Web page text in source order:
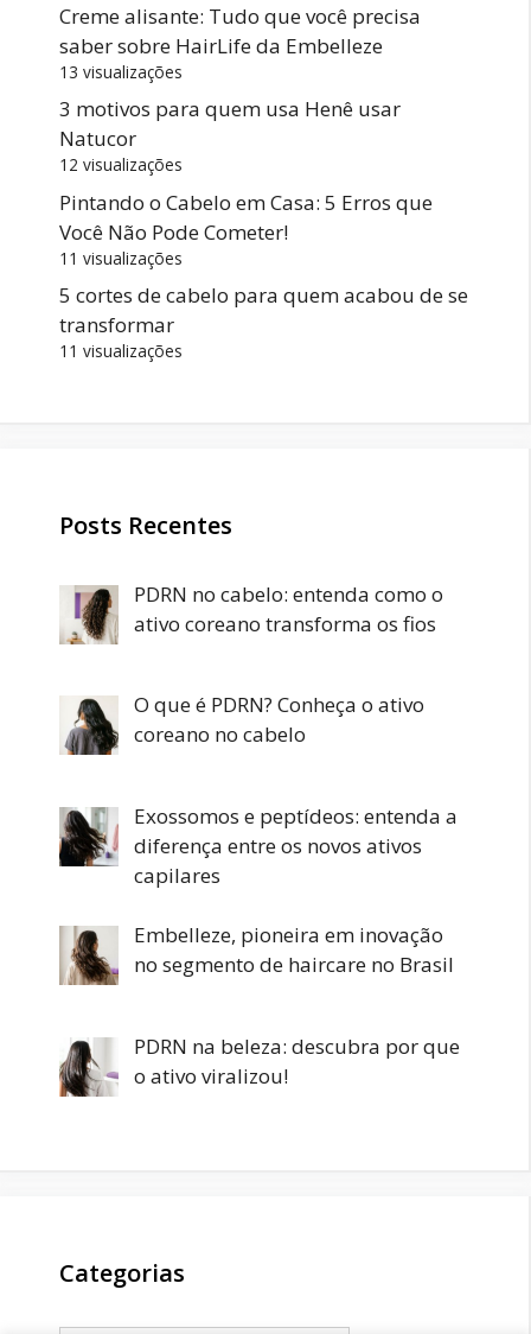
Creme alisante: Tudo que você precisa
saber sobre HairLife da Embelleze
13 visualizações
3 motivos para quem usa Henê usar
Natucor
12 visualizações
Pintando o Cabelo em Casa: 5 Erros que
Você Não Pode Cometer!
11 visualizações
5 cortes de cabelo para quem acabou de se
transformar
11 visualizações
Posts Recentes
PDRN no cabelo: entenda como o
ativo coreano transforma os fios
O que é PDRN? Conheça o ativo
coreano no cabelo
Exossomos e peptídeos: entenda a
diferença entre os novos ativos
capilares
Embelleze, pioneira em inovação
no segmento de haircare no Brasil
PDRN na beleza: descubra por que
o ativo viralizou!
Categorias